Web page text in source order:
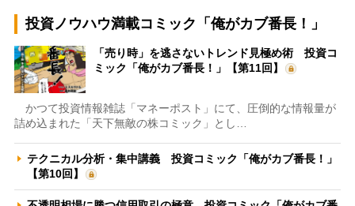
投資ノウハウ満載コミック「俺がカブ番長！」
「売り時」を逃さないトレンド見極め術 投資コ
ミック「俺がカブ番長！」【第11回】
かつて投資情報雑誌「マネーポスト」にて、圧倒的な情報量が
詰め込まれた「天下無敵の株コミック」とし…
テクニカル分析・集中講義 投資コミック「俺がカブ番長！」
【第10回】